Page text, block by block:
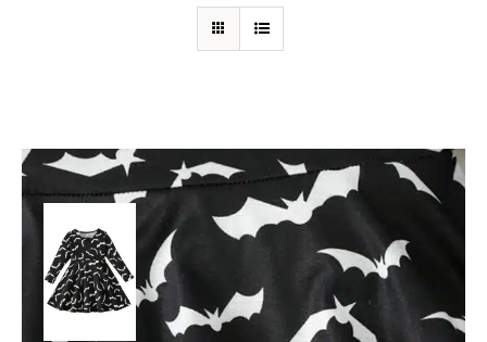
Mad Moonshine Kleid
Army of Bats
29,90
Inkl. MwSt.